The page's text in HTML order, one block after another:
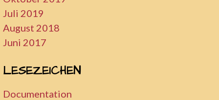
Juli 2019
August 2018
Juni 2017
LESEZEICHEN
Documentation